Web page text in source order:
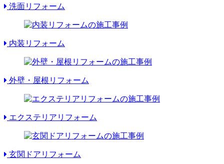
洗面リフォーム
内装リフォーム
外壁・屋根リフォーム
エクステリアリフォーム
玄関ドアリフォーム